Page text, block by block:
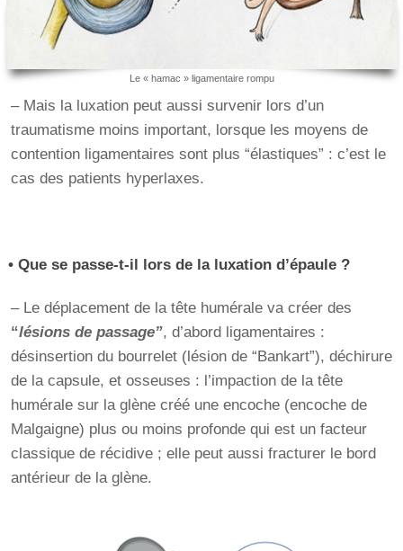
Le « hamac » ligamentaire rompu
– Mais la luxation peut aussi survenir lors d’un
traumatisme moins important, lorsque les moyens de
contention ligamentaires sont plus “élastiques” : c’est le
cas des patients hyperlaxes.
• Que se passe-t-il lors de la luxation d’épaule ?
– Le déplacement de la tête humérale va créer des
“lésions de passage”, d’abord ligamentaires :
désinsertion du bourrelet (lésion de “Bankart”), déchirure
de la capsule, et osseuses : l’impaction de la tête
humérale sur la glène créé une encoche (encoche de
Malgaigne) plus ou moins profonde qui est un facteur
classique de récidive ; elle peut aussi fracturer le bord
antérieur de la glène.